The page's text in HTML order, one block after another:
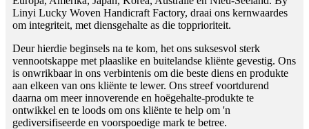
Linyi Lucky Woven Handicraft Factory, draai ons kernwaardes
om integriteit, met diensgehalte as die topprioriteit.
Deur hierdie beginsels na te kom, het ons suksesvol sterk
vennootskappe met plaaslike en buitelandse kliënte gevestig. Ons
is onwrikbaar in ons verbintenis om die beste diens en produkte
aan elkeen van ons kliënte te lewer. Ons streef voortdurend
daarna om meer innoverende en hoëgehalte-produkte te
ontwikkel en te loods om ons kliënte te help om 'n
gediversifiseerde en voorspoedige mark te betree.